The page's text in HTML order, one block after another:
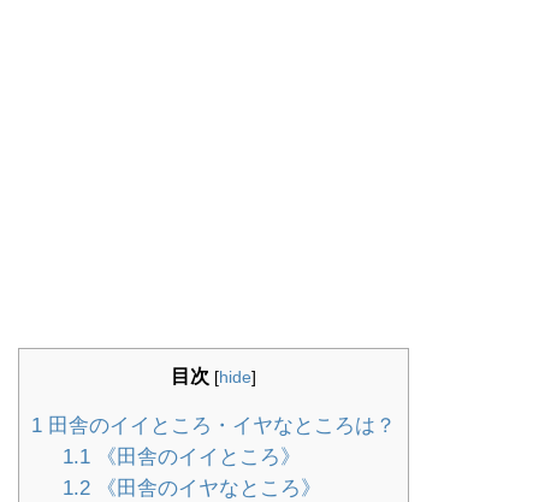
目次 [hide]
1 田舎のイイところ・イヤなところは？
1.1《田舎のイイところ》
1.2《田舎のイヤなところ》